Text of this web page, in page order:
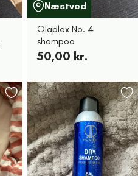
Næstved
Olaplex No. 4
shampoo
50,00 kr.